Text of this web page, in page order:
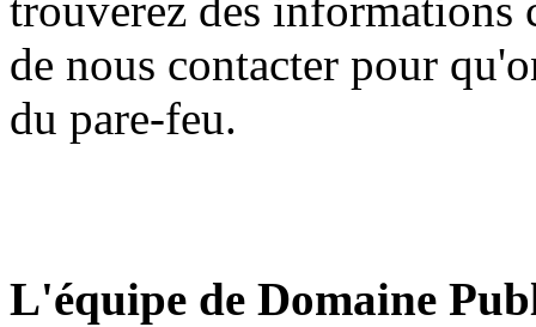
trouverez des informations
de nous contacter pour
du pare-feu.
L'équipe de Domaine